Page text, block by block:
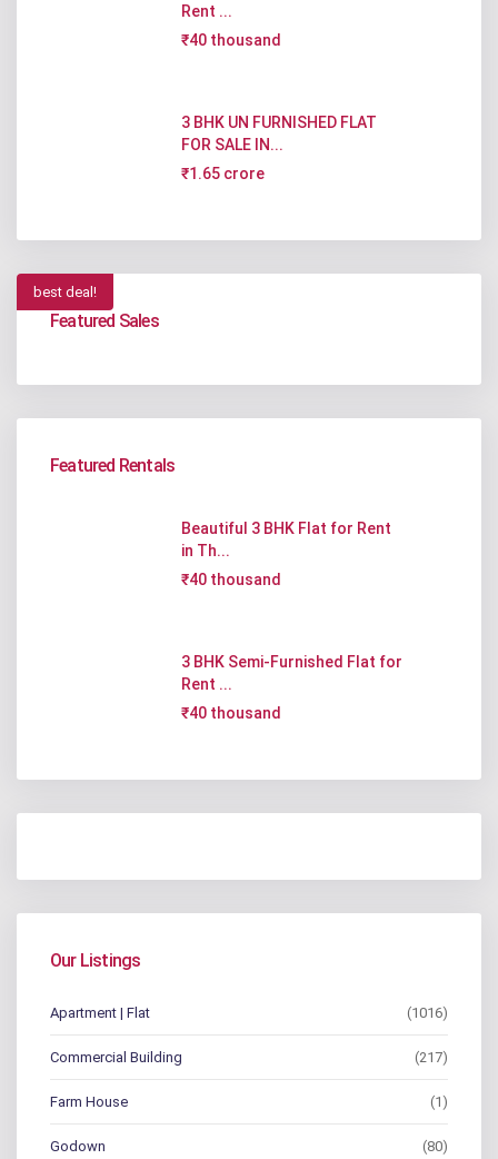
Rent ...
₹40 thousand
3 BHK UN FURNISHED FLAT
FOR SALE IN...
₹1.65 crore
best deal!
Featured Sales
Featured Rentals
Beautiful 3 BHK Flat for Rent
in Th...
₹40 thousand
3 BHK Semi-Furnished Flat for
Rent ...
₹40 thousand
Our Listings
Apartment | Flat (1016)
Commercial Building (217)
Farm House (1)
Godown (80)